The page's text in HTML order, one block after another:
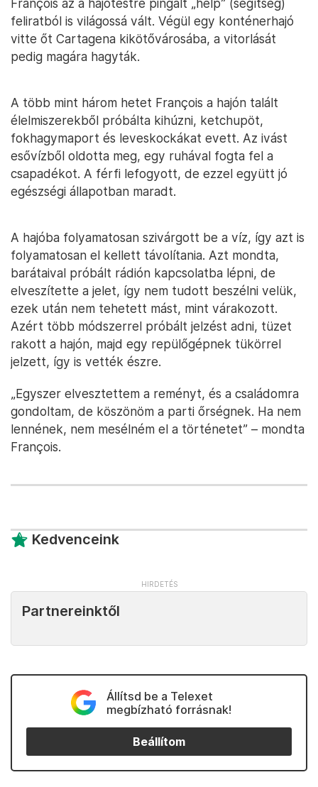
François az a hajótestre pingált „help” (segítség)
feliratból is világossá vált. Végül egy konténerhajó
vitte őt Cartagena kikötővárosába, a vitorlását
pedig magára hagyták.
A több mint három hetet François a hajón talált
élelmiszerekből próbálta kihúzni, ketchupöt,
fokhagymaport és leveskockákat evett. Az ivást
esővízből oldotta meg, egy ruhával fogta fel a
csapadékot. A férfi lefogyott, de ezzel együtt jó
egészségi állapotban maradt.
A hajóba folyamatosan szivárgott be a víz, így azt is
folyamatosan el kellett távolítania. Azt mondta,
barátaival próbált rádión kapcsolatba lépni, de
elveszítette a jelet, így nem tudott beszélni velük,
ezek után nem tehetett mást, mint várakozott.
Azért több módszerrel próbált jelzést adni, tüzet
rakott a hajón, majd egy repülőgépnek tükörrel
jelzett, így is vették észre.
„Egyszer elvesztettem a reményt, és a családomra
gondoltam, de köszönöm a parti őrségnek. Ha nem
lennének, nem mesélném el a történetet” – mondta
François.
Kedvenceink
Partnereinktől
Állítsd be a Telexet
megbízható forrásnak!
Beállítom